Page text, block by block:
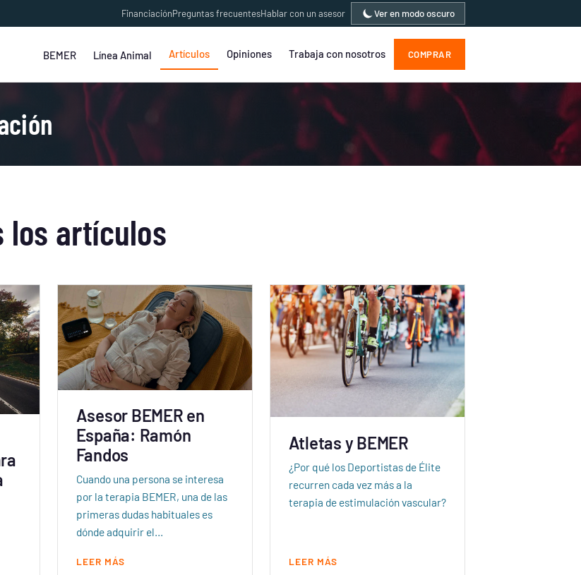
FinanciaciónPreguntas frecuentesHablar con un asesor Ver en modo oscuro
BEMER Línea Animal Artículos Opiniones Trabaja con nosotros COMPRAR
los artículos
Asesor BEMER en
España: Ramón
Fandos
Cuando una persona se interesa
por la terapia BEMER, una de las
primeras dudas habituales es
dónde adquirir el…
LEER MÁS
Atletas y BEMER
¿Por qué los Deportistas de Élite
recurren cada vez más a la
terapia de estimulación vascular?
LEER MÁS